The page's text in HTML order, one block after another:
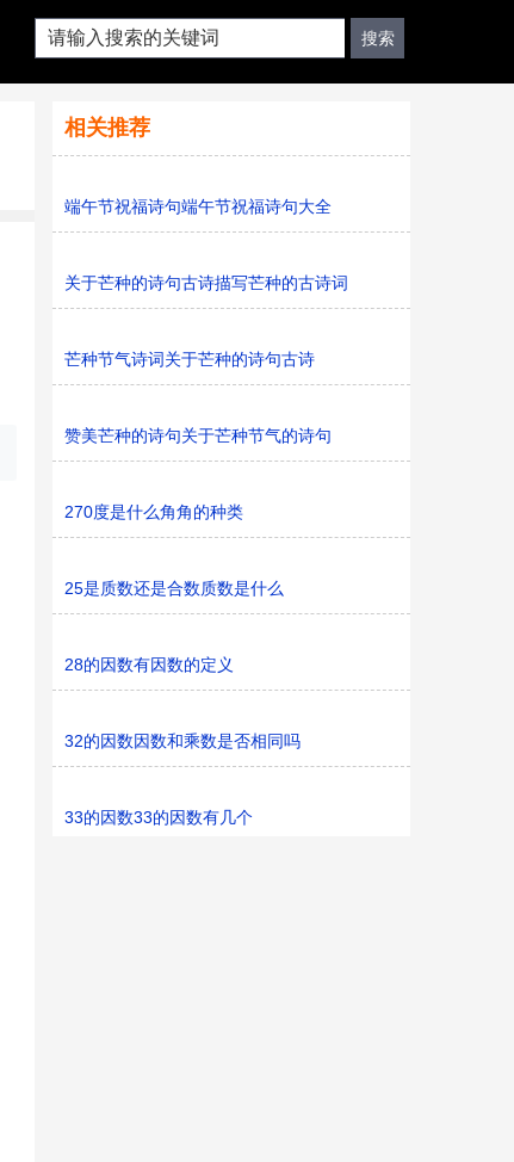
相关推荐
端午节祝福诗句端午节祝福诗句大全
关于芒种的诗句古诗描写芒种的古诗词
芒种节气诗词关于芒种的诗句古诗
赞美芒种的诗句关于芒种节气的诗句
270度是什么角角的种类
25是质数还是合数质数是什么
28的因数有因数的定义
32的因数因数和乘数是否相同吗
33的因数33的因数有几个